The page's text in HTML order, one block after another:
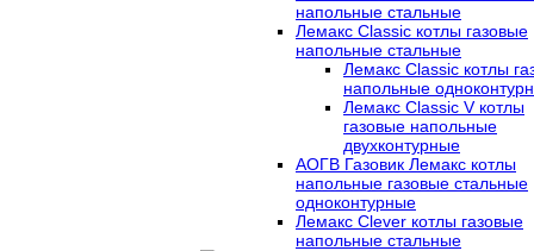
напольные стальные
Лемакс Classic котлы газовые
напольные стальные
Лемакс Classic котлы
напольные
Лемакс Classic V котлы
газовые напольные
двухконтурные
АОГВ Газовик Лемакс котлы
напольные газовые стальные
одноконтурные
Лемакс Clever котлы газовые
напольные стальные